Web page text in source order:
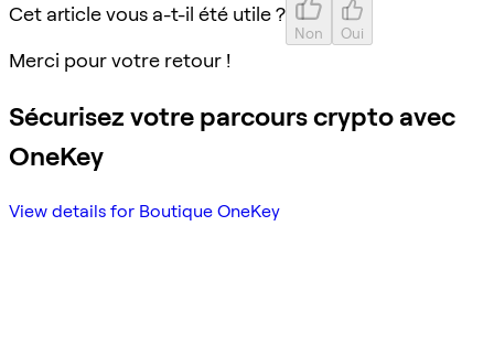
Cet article vous a-t-il été utile ?
Non Oui
Merci pour votre retour !
Sécurisez votre parcours crypto avec
OneKey
View details for Boutique OneKey